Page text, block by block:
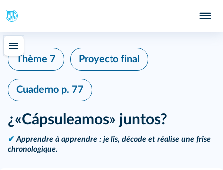
Thème 7 Proyecto final
Cuaderno p. 77
¿«Cápsuleamos» juntos?
✔ Apprendre à apprendre : je lis, décode et réalise une frise
chronologique.